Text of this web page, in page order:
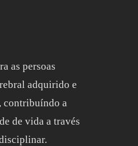
as persoas
adquirido e
contribuíndo a
de vida a través